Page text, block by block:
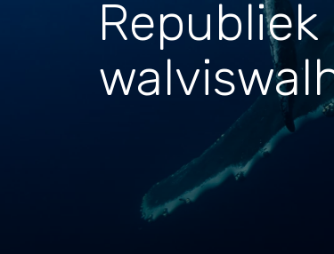
Speelgoed
Kleuren en knutselen